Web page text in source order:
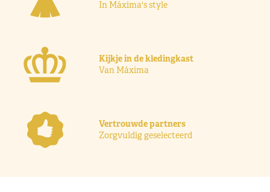
In Máxima's style
Kijkje in de kledingkast
Van Máxima
Vertrouwde partners
Zorgvuldig geselecteerd